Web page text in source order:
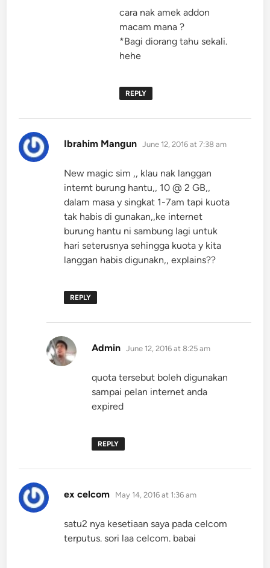
cara nak amek addon
macam mana ?
*Bagi diorang tahu sekali.
hehe
REPLY
Ibrahim Mangun says:
June 12, 2016 at 7:38 am
New magic sim ,, klau nak langgan
internt burung hantu,, 10 @ 2 GB,,
dalam masa y singkat 1-7am tapi kuota
tak habis di gunakan,,ke internet
burung hantu ni sambung lagi untuk
hari seterusnya sehingga kuota y kita
langgan habis digunakn,, explains??
REPLY
Admin says:
June 12, 2016 at 8:25 am
quota tersebut boleh digunakan
sampai pelan internet anda
expired
REPLY
ex celcom says:
May 14, 2016 at 1:36 am
satu2 nya kesetiaan saya pada celcom
terputus. sori laa celcom. babai